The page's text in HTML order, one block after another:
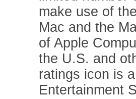
make use of
Mac and the
of Apple
the U.S. and
ratings icon is
Entertainment